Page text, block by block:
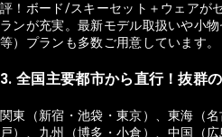
評！ボード/スキーセット＋ウェアが
ランが充実。最新モデル取扱いや小
等）プランも多数ご用意しています。
3. 全国主要都市から直行！抜群
関東（新宿・池袋・東京）、東海（
戸）、九州（博多・小倉）、中国（